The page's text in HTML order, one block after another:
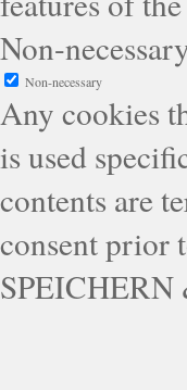
Non-
Non-necessary
Any cookies
is used
contents are
consent prior